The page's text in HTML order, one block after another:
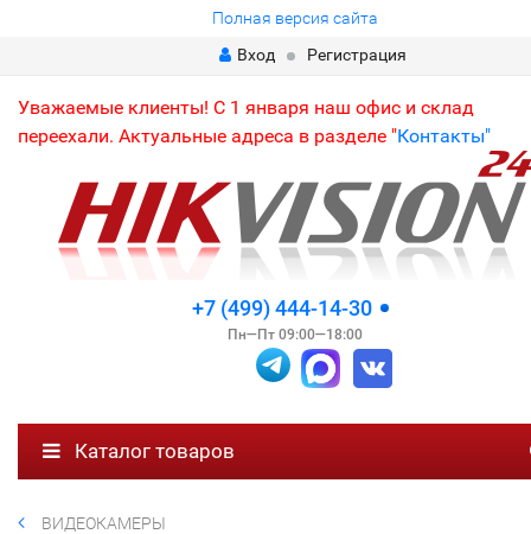
Полная версия сайта
Вход
Регистрация
Уважаемые клиенты! С 1 января наш офис и склад
переехали. Актуальные адреса в разделе "Контакты"
+7 (499) 444-14-30
Пн—Пт 09:00—18:00
Каталог товаров
ВИДЕОКАМЕРЫ